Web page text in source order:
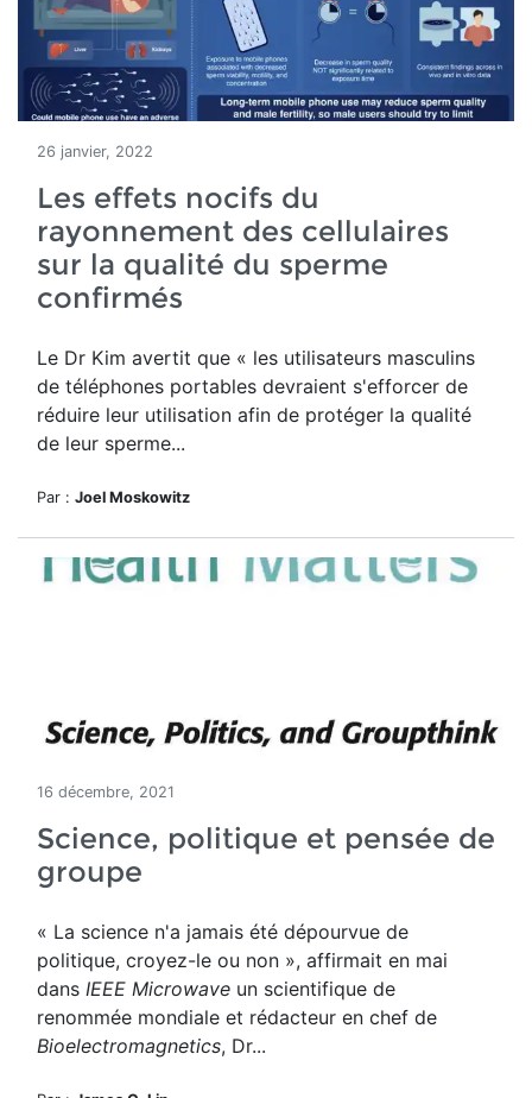
26 janvier, 2022
Les effets nocifs du
rayonnement des cellulaires
sur la qualité du sperme
confirmés
Le Dr Kim avertit que « les utilisateurs masculins
de téléphones portables devraient s'efforcer de
réduire leur utilisation afin de protéger la qualité
de leur sperme...
Par : Joel Moskowitz
16 décembre, 2021
Science, politique et pensée de
groupe
« La science n'a jamais été dépourvue de
politique, croyez-le ou non », affirmait en mai
dans IEEE Microwave un scientifique de
renommée mondiale et rédacteur en chef de
Bioelectromagnetics, Dr...